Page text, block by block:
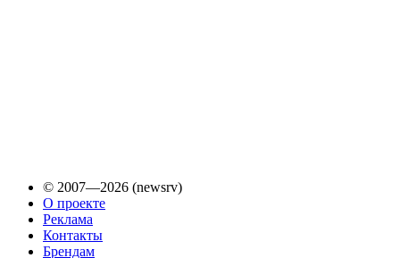
© 2007—2026 (newsrv)
О проекте
Реклама
Контакты
Брендам